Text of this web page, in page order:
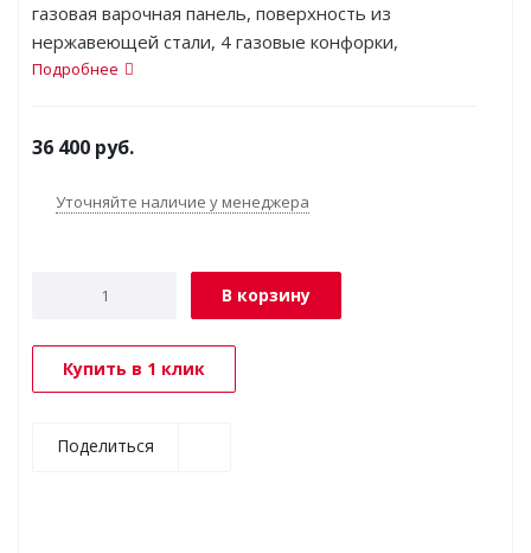
газовая варочная панель, поверхность из
нержавеющей стали, 4 газовые конфорки,
переключатели поворотные, электроподжиг,
Подробнее
36 400 руб.
Уточняйте наличие у менеджера
В корзину
Купить в 1 клик
Поделиться